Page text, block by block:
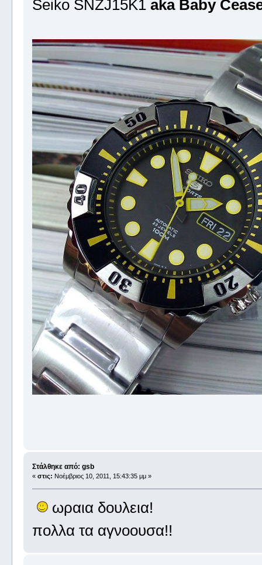
Seiko SNZJ15K1 aka Baby
Στάλθηκε από: gsb
« στις: Νοέμβριος 10, 2011, 15:43:35 μμ »
ωραια δουλεια!
πολλα τα αγνοουσα!!